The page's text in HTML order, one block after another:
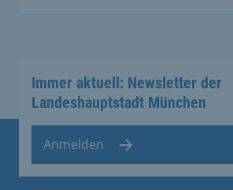
Immer aktuell: Newsletter der
Landeshauptstadt München
Anmelden